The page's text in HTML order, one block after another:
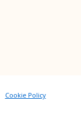
Cookie Policy